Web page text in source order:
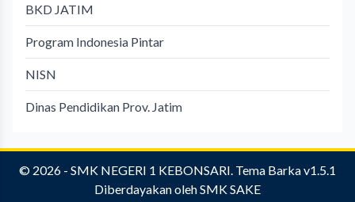
BKD JATIM
Program Indonesia Pintar
NISN
Dinas Pendidikan Prov. Jatim
© 2026 - SMK NEGERI 1 KEBONSARI. Tema Barka v1.5.1
Diberdayakan olehSMK SAKE